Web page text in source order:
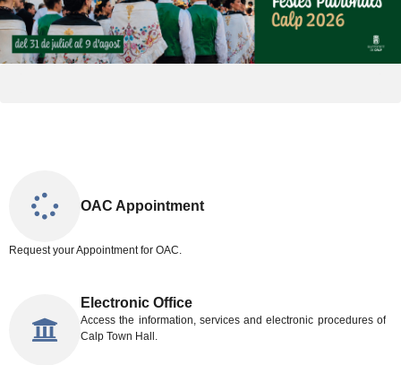
OAC Appointment
Request your Appointment for OAC.
Electronic Office
Access the information, services and electronic procedures of
Calp Town Hall.